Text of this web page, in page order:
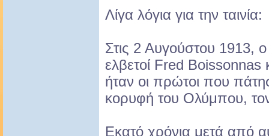
Λίγα λόγια για την ταινία:
Στις 2 Αυγούστου 1913,
ελβετοί Fred Boissonnas
ήταν οι πρώτοι που
κορυφή του Ολύμπου,
Εκατό χρόνια μετά από